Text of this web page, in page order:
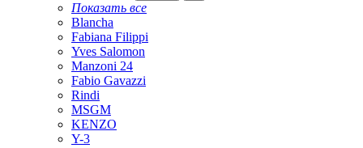
Показать все
Blancha
Fabiana Filippi
Yves Salomon
Manzoni 24
Fabio Gavazzi
Rindi
MSGM
KENZO
Y-3